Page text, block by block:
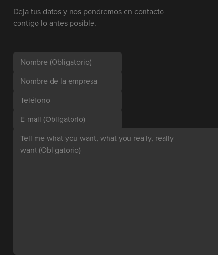
Deja tus datos y nos pondremos en contacto
contigo lo antes posible.
Nombre (Obligatorio)
Nombre de la empresa
Teléfono
E-mail (Obligatorio)
Tell me what you want, what you really, really
want (Obligatorio)